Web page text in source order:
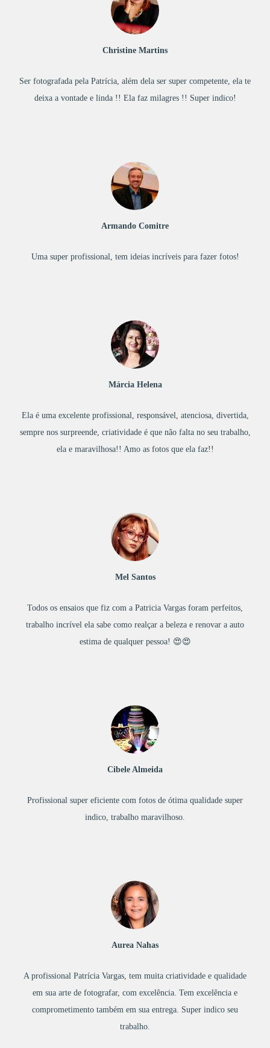
Ser fotografada pela Patrícia, além dela ser super competente, ela te
deixa a vontade e linda !! Ela faz milagres !! Super indico!
Christine Martins
Uma super profissional, tem ideias incríveis para fazer fotos!
Armando Comitre
Ela é uma excelente profissional, responsável, atenciosa, divertida,
sempre nos surpreende, criatividade é que não falta no seu trabalho,
ela e maravilhosa!! Amo as fotos que ela faz!!
Márcia Helena
Todos os ensaios que fiz com a Patricia Vargas foram perfeitos,
trabalho incrível ela sabe como realçar a beleza e renovar a auto
estima de qualquer pessoa! 😍😍
Mel Santos
Profissional super eficiente com fotos de ótima qualidade super
indico, trabalho maravilhoso.
Cibele Almeida
A profissional Patrícia Vargas, tem muita criatividade e qualidade
em sua arte de fotografar, com excelência. Tem excelência e
comprometimento também em sua entrega. Super indico seu
trabalho.
Aurea Nahas